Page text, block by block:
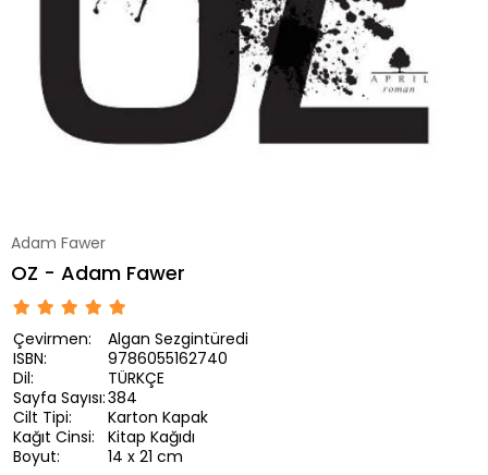
Adam Fawer
OZ - Adam Fawer
Çevirmen:
Algan Sezgintüredi
ISBN:
9786055162740
Dil:
TÜRKÇE
Sayfa Sayısı:384
Cilt Tipi:
Karton Kapak
Kağıt Cinsi:
Kitap Kağıdı
Boyut:
14 x 21 cm